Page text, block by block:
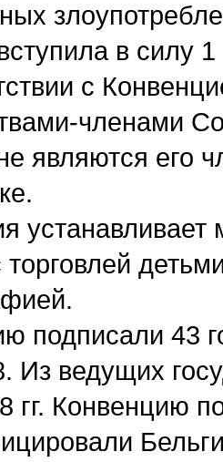
в силу
с
членами
являются его
подписали 43
Из ведущих
гг. Конвенцию